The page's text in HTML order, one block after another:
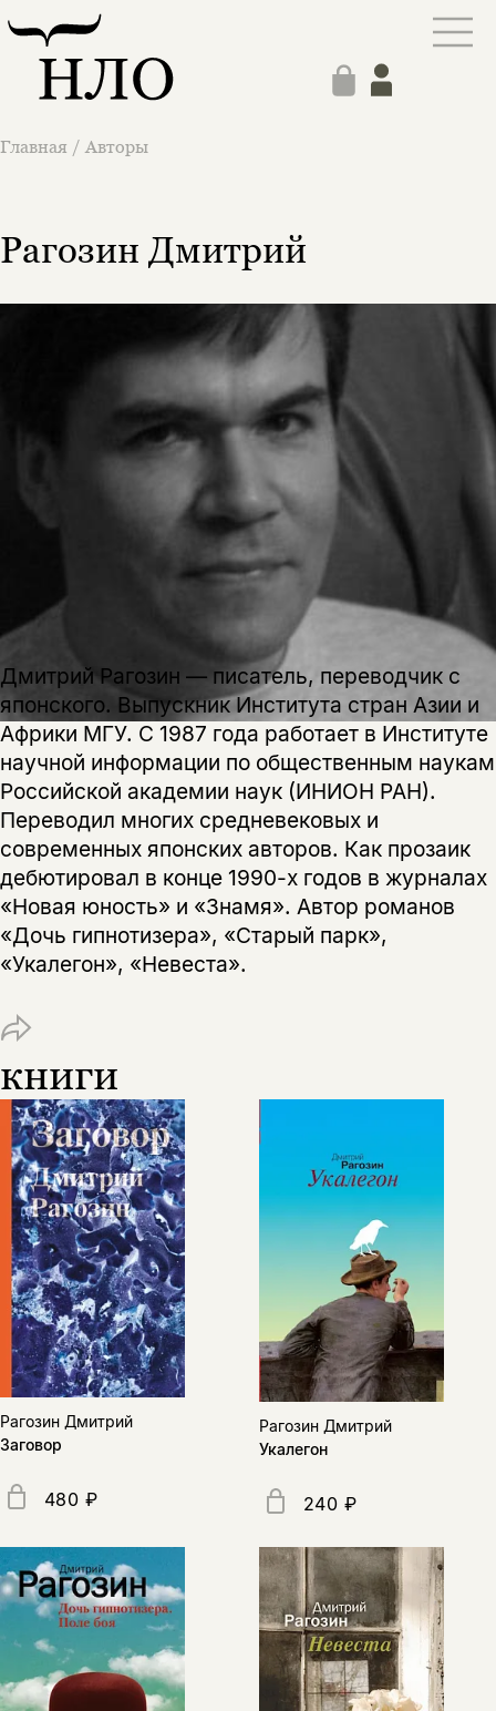
Главная / Авторы
Рагозин Дмитрий
Дмитрий Рагозин — писатель, переводчик с
японского. Выпускник Института стран Азии и
Африки МГУ. С 1987 года работает в Институте
научной информации по общественным наукам
Российской академии наук (ИНИОН РАН).
Переводил многих средневековых и
современных японских авторов. Как прозаик
дебютировал в конце 1990-х годов в журналах
«Новая юность» и «Знамя». Автор романов
«Дочь гипнотизера», «Старый парк»,
«Укалегон», «Невеста».
книги
Рагозин Дмитрий
Заговор
480 ₽
Рагозин Дмитрий
Укалегон
240 ₽
Поделиться
Копировать
ссылку
Телеграм Дзен
Подписка на рассылку
Раз в неделю мы отправляем рассылку
о книгах и событиях «НЛО».
За подписку дарим промокод на
скидку 15%
Я соглашаюсь сПолитикой конфиденциальности
Этой книги временно
нет в продаже.
Вы можете подписаться на
уведомления, и при поступлении книги
на склад получить письмо на указанный
электронный адрес.
Я соглашаюсь с
Эта книга
не предназначена для
несовершеннолетних
Скажите, пожалуйста,
вам уже исполнилось 18 лет?